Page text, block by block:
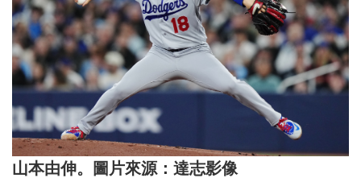
山本由伸。圖片來源：達志影像